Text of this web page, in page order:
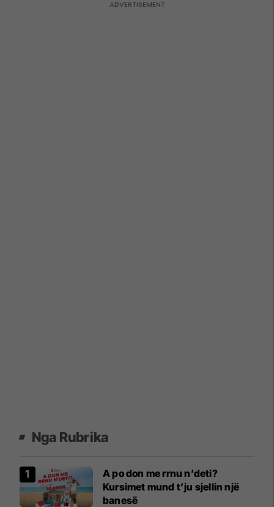
Nga Rubrika
A po don me rrnu n’deti?
Kursimet mund t’ju sjellin një
banesë